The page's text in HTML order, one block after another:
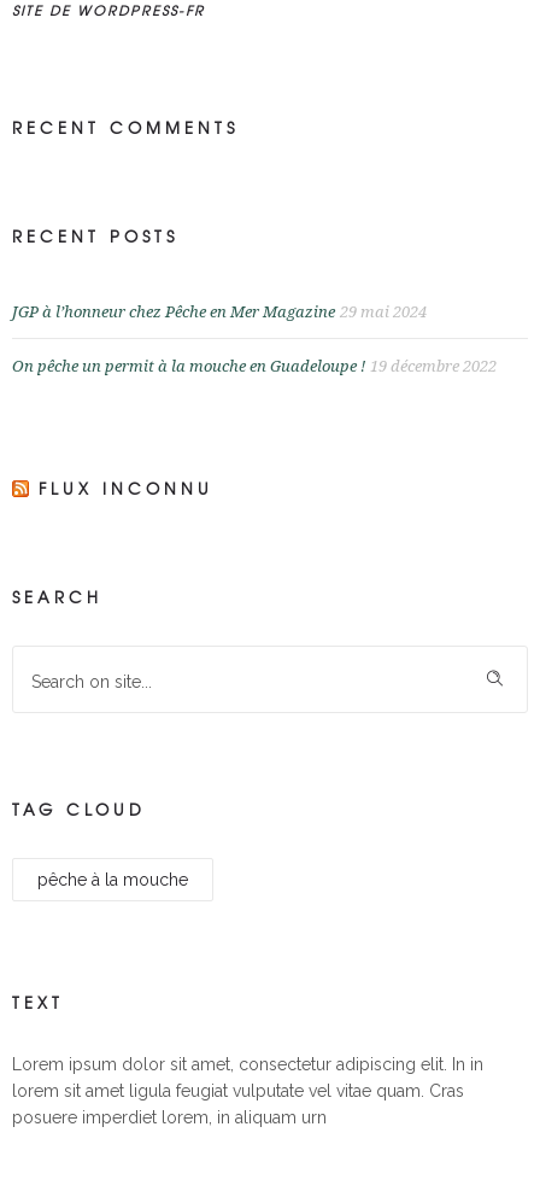
SITE DE WORDPRESS-FR
RECENT COMMENTS
RECENT POSTS
JGP à l’honneur chez Pêche en Mer Magazine 29 mai 2024
On pêche un permit à la mouche en Guadeloupe ! 19 décembre 2022
FLUX INCONNU
SEARCH
TAG CLOUD
pêche à la mouche
TEXT
Lorem ipsum dolor sit amet, consectetur adipiscing elit. In in
lorem sit amet ligula feugiat vulputate vel vitae quam. Cras
posuere imperdiet lorem, in aliquam urn